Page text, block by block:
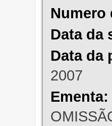
Numero
Data da
Data da
2007
Ementa: